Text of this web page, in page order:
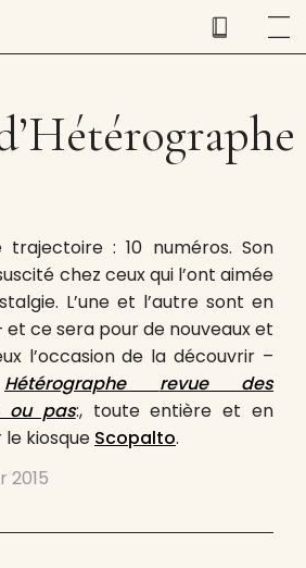
: 10 numéros. Son
chez ceux qui l’ont aimée
L’une et l’autre sont en
ce sera pour de nouveaux et
l’occasion de la découvrir –
Hétérographe
revue des
ou pas:, toute entière et en
kiosque Scopalto.
2015